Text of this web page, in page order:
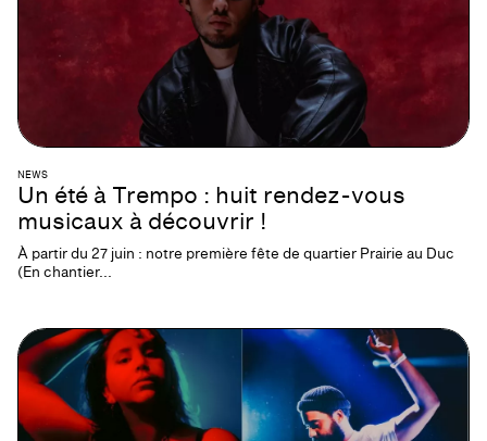
NEWS
Un été à Trempo : huit rendez-vous
musicaux à découvrir !
À partir du 27 juin : notre première fête de quartier Prairie au Duc
(En chantier...